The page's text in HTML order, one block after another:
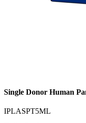
Single Donor Human
IPLASPT5ML